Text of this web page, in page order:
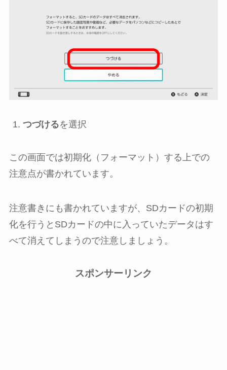
つづけるを選択
この画面では初期化（フォーマット）する上での
注意点が書かれています。
注意書きにも書かれていますが、SDカードの初期
化を行うとSDカードの中に入っていたデータはす
べて消えてしまうので注意しましょう。
スポンサーリンク